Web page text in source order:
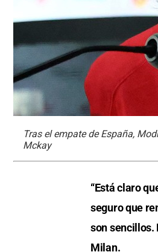
Tras el empate de España,
Mckay
“Está claro
seguro que
son sencillos.
Milan.